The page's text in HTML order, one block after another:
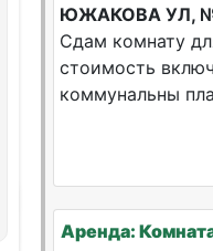
ЮЖАКОВА УЛ,
Сдам комнату
стоимость
коммунальны
Аренда: